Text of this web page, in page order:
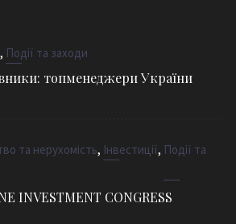
, Події та заходи
топменеджери України
та нерухомість, Інвестиції, Події та
INVESTMENT CONGRESS